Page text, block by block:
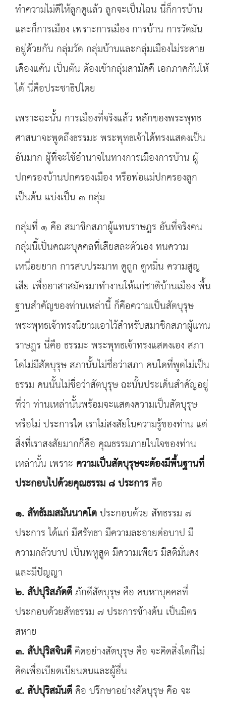
ทำความไม่ดีให้ลูกดูแล้ว ลูกจะเป็นไฉน นี่ก็การบ้าน
และก็การเมือง เพราะการเมือง การบ้าน การวัดมัน
อยู่ด้วยกัน กลุ่มวัด กลุ่มบ้านและกลุ่มเมืองไม่ระคาย
เคืองแค้น เป็นต้น ต้องเข้ากลุ่มสามัคคี เอกภาคกันให้
ได้ นี่คือประชาธิปไตย
เพราะฉะนั้น การเมืองที่จริงแล้ว หลักของพระพุทธ
ศาสนาจะพูดถึงธรรมะ พระพุทธเจ้าได้ทรงแสดงเป็น
อันมาก ผู้ที่จะใช้อำนาจในทางการเมืองการบ้าน ผู้
ปกครองบ้านปกครองเมือง หรือพ่อแม่ปกครองลูก
เป็นต้น แบ่งเป็น ๓ กลุ่ม
กลุ่มที่ ๑ คือ สมาชิกสภาผู้แทนราษฎร อันที่จริงคน
กลุ่มนี้เป็นคณะบุคคลที่เสียสละตัวเอง ทนความ
เหนื่อยยาก การสบประมาท ดูถูก ดูหมิ่น ความสูญ
เสีย เพื่ออาสาสมัครมาทำงานให้แก่ชาติบ้านเมือง พื้น
ฐานสำคัญของท่านเหล่านี้ ก็คือความเป็นสัตบุรุษ
พระพุทธเจ้าทรงนิยามเอาไว้สำหรับสมาชิกสภาผู้แทน
ราษฎร นี่คือ ธรรมะ พระพุทธเจ้าทรงแสดงเอง สภา
ใดไม่มีสัตบุรุษ สภานั้นไม่ชื่อว่าสภา คนใดที่พูดไม่เป็น
ธรรม คนนั้นไม่ชื่อว่าสัตบุรุษ ฉะนั้นประเด็นสำคัญอยู่
ที่ว่า ท่านเหล่านั้นพร้อมจะแสดงความเป็นสัตบุรุษ
หรือไม่ ประการใด เราไม่สงสัยในความรู้ของท่าน แต่
สิ่งที่เราสงสัยมากก็คือ คุณธรรมภายในใจของท่าน
เหล่านั้น เพราะ ความเป็นสัตบุรุษจะต้องมีพื้นฐานที่
ประกอบไปด้วยคุณธรรม ๘ ประการคือ
๑.สัทธัมมสมันนาคโตประกอบด้วย สัทธรรม ๗
ประการ ได้แก่ มีศรัทธา มีความละอายต่อบาป มี
ความกลัวบาป เป็นพหูสูต มีความเพียร มีสติมั่นคง
และมีปัญญา
๒. สัปปุริสภัตตีภักดีสัตบุรุษ คือ คบหาบุคคลที่
ประกอบด้วยสัทธรรม ๗ ประการข้างต้น เป็นมิตร
สหาย
๓. สัปปุริสจินตีคิดอย่างสัตบุรุษ คือ จะคิดสิ่งใดก็ไม่
คิดเพื่อเบียดเบียนตนและผู้อื่น
๔.สัปปุริสมันตีคือ ปรึกษาอย่างสัตบุรุษ คือ จะ